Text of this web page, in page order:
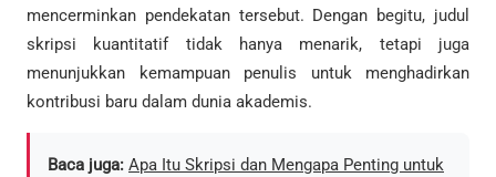
mencerminkan pendekatan tersebut. Dengan begitu, judul
skripsi kuantitatif tidak hanya menarik, tetapi juga
menunjukkan kemampuan penulis untuk menghadirkan
kontribusi baru dalam dunia akademis.
Baca juga: Apa Itu Skripsi dan Mengapa Penting untuk